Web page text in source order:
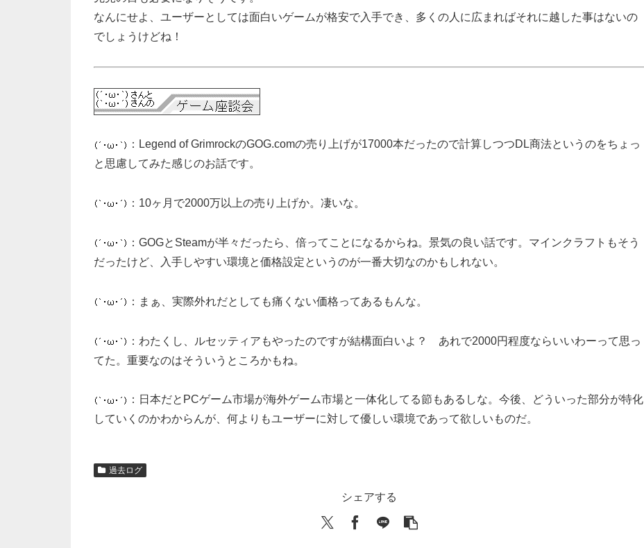
なんにせよ、ユーザーとしては面白いゲームが格安で入手でき、多くの人に広まればそれに越した事はないの
でしょうけどね！
：Legend of GrimrockのGOG.comの売り上げが17000本だったので計算しつつDL商法というのをちょっ
と思慮してみた感じのお話です。
：10ヶ月で2000万以上の売り上げか。凄いな。
：GOGとSteamが半々だったら、倍ってことになるからね。景気の良い話です。マインクラフトもそう
だったけど、入手しやすい環境と価格設定というのが一番大切なのかもしれない。
：まぁ、実際外れだとしても痛くない価格ってあるもんな。
：わたくし、ルセッティアもやったのですが結構面白いよ？ あれで2000円程度ならいいわーって思っ
てた。重要なのはそういうところかもね。
：日本だとPCゲーム市場が海外ゲーム市場と一体化してる節もあるしな。今後、どういった部分が特化
していくのかわからんが、何よりもユーザーに対して優しい環境であって欲しいものだ。
過去ログ
シェアする